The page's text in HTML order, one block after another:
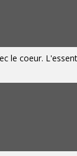
le coeur.